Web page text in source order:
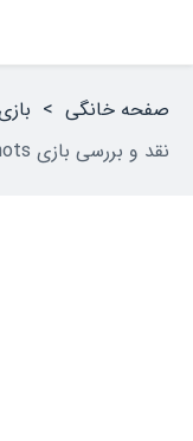
صفحه خانگی >
نقد و بررسی بازی Everybody’s Golf Hot Shots